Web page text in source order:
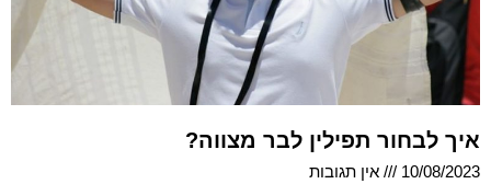
איך לבחור תפילין לבר מצווה?
10/08/2023
אין תגובות